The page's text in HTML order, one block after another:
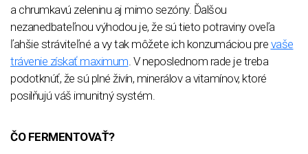
a chrumkavú zeleninu aj mimo sezóny. Ďalšou
nezanedbateľnou výhodou je, že sú tieto potraviny oveľa
ľahšie stráviteľné a vy tak môžete ich konzumáciou pre vaše
trávenie získať maximum . V neposlednom rade je treba
podotknúť, že sú plné živín, minerálov a vitamínov, ktoré
posilňujú váš imunitný systém.
ČO FERMENTOVAŤ?